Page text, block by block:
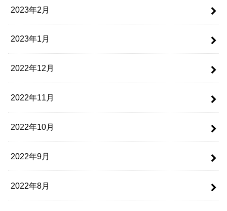
2023年2月
2023年1月
2022年12月
2022年11月
2022年10月
2022年9月
2022年8月